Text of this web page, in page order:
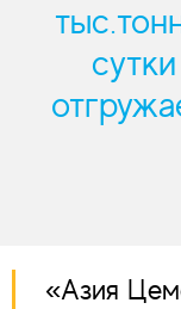
сутки
«Азия